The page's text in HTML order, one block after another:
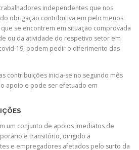
independentes que nos
obrigação contributiva em pelo menos
se encontrem em situação comprovada
ou da atividade do respetivo setor em
19, podem pedir o diferimento das
contribuições inicia-se no segundo mês
apoio e pode ser efetuado em
um conjunto de apoios imediatos de
e transitório, dirigido a
e empregadores afetados pelo surto da